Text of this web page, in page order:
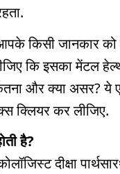
किसी जानकार को
कि इसका मेंटल
और क्या असर? ये
क्लियर कर लीजिए.
है?
दीक्षा